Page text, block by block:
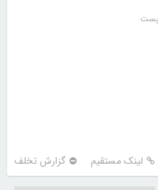
لینک مستقیم گزارش تخلف